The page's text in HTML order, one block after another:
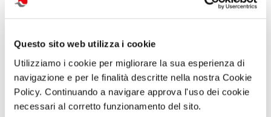
Questo sito web utilizza i cookie
Utilizziamo i cookie per migliorare la sua esperienza di
navigazione e per le finalità descritte nella nostra Cookie
Policy. Continuando a navigare approva l'uso dei cookie
necessari al corretto funzionamento del sito.
Per approfondimenti e news su quest'attività clicca qui
Foto di Karsten Paulick da Pixabay
di Redazione Cralt Magazine